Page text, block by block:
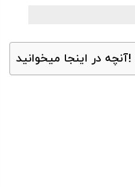
آنچه در اینجا میخوانید!